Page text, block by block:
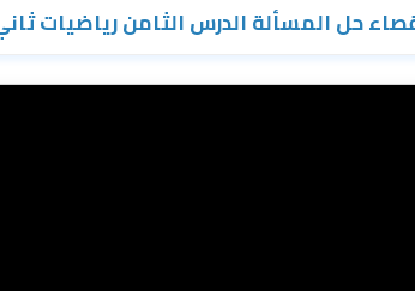
حل المسألة الدرس الثامن رياضيات